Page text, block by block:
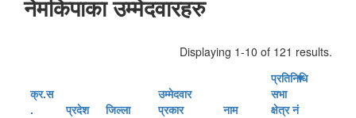
नेमकिपाका उम्मेदवारहरु
Displaying 1-10 of 121 results.
क्र‍.स‌
.
प्रदेश जिल्ला
उम्मेदवार
प्रकार
नाम
प्रतिनिधि
सभा
क्षेत्र नं